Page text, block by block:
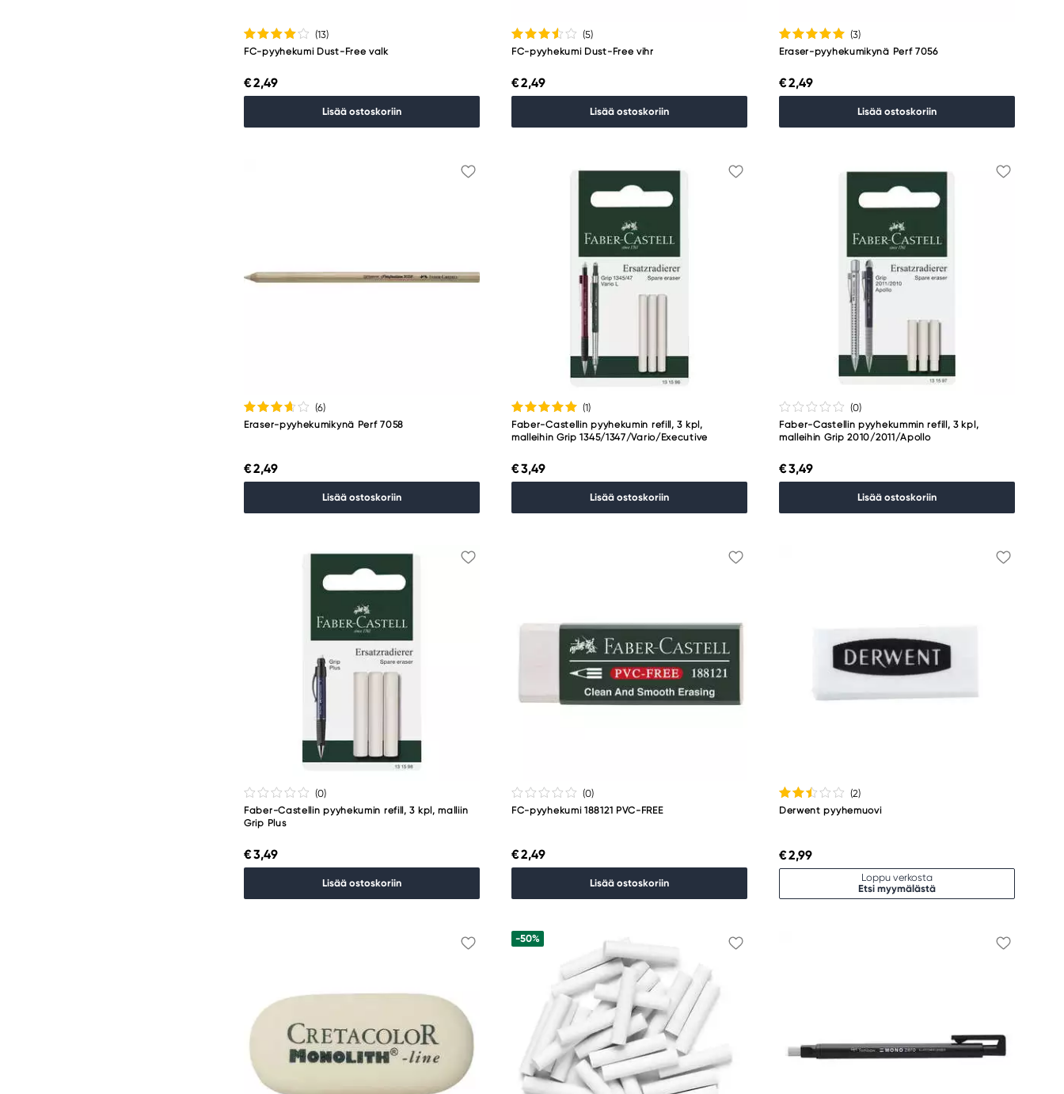
(13)
FC-pyyhekumi Dust-Free valk
€ 2,49
Lisää ostoskoriin
(5)
FC-pyyhekumi Dust-Free vihr
€ 2,49
Lisää ostoskoriin
(3)
Eraser-pyyhekumikynä Perf 7056
€ 2,49
Lisää ostoskoriin
(6)
Eraser-pyyhekumikynä Perf 7058
€ 2,49
Lisää ostoskoriin
(1)
Faber-Castellin pyyhekumin refill, 3 kpl,
malleihin Grip 1345/1347/Vario/Executive
€ 3,49
Lisää ostoskoriin
(0)
Faber-Castellin pyyhekummin refill, 3 kpl,
malleihin Grip 2010/2011/Apollo
€ 3,49
Lisää ostoskoriin
(0)
Faber-Castellin pyyhekumin refill, 3 kpl, malliin
Grip Plus
€ 3,49
Lisää ostoskoriin
(0)
FC-pyyhekumi 188121 PVC-FREE
€ 2,49
Lisää ostoskoriin
(2)
Derwent pyyhemuovi
€ 2,99
Loppu verkosta
Etsi myymälästä
-50%